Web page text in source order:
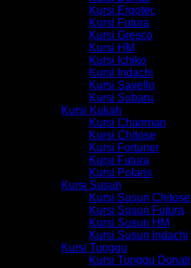
Kursi Ergotec
Kursi Futura
Kursi Gresco
Kursi HM
Kursi Ichiko
Kursi Indachi
Kursi Savello
Kursi Subaru
Kursi Kuliah
Kursi Chairman
Kursi Chitose
Kursi Fortuner
Kursi Futura
Kursi Polaris
Kursi Susun
Kursi Susun Chitose
Kursi Susun Futura
Kursi Susun HM
Kursi Susun Indachi
Kursi Tunggu
Kursi Tunggu Donati